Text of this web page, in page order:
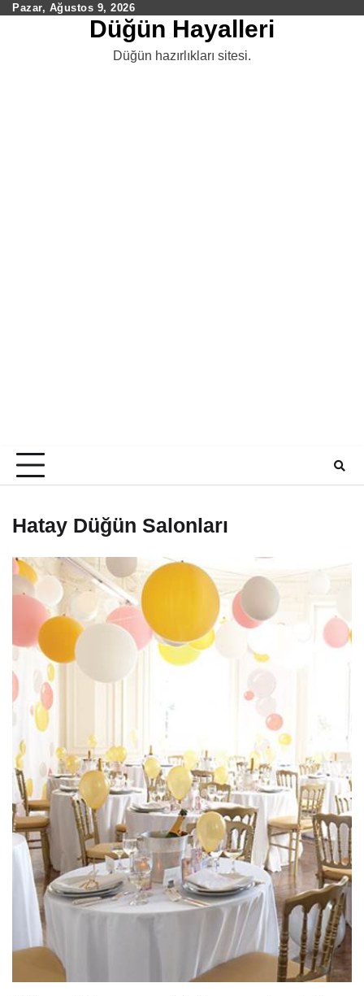
SkipPazar, Ağustos 9, 2026
Düğün Hayalleri
Düğün hazırlıkları sitesi.
Hatay Düğün Salonları